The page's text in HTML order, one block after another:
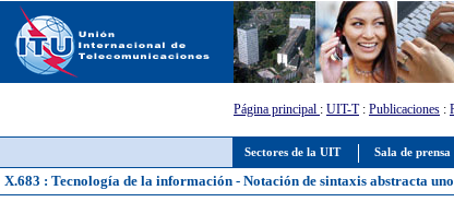
Sectores de la UIT Sala de prensa
Página principal : UIT-T: Publicaciones :
X.683 : Tecnología de la información - Notación de sintaxis abstracta